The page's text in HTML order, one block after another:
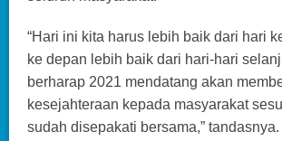
“Hari ini kita harus lebih baik dari hari
ke depan lebih baik dari hari-hari
berharap 2021 mendatang akan
kesejahteraan kepada masyarakat
sudah disepakati bersama,”